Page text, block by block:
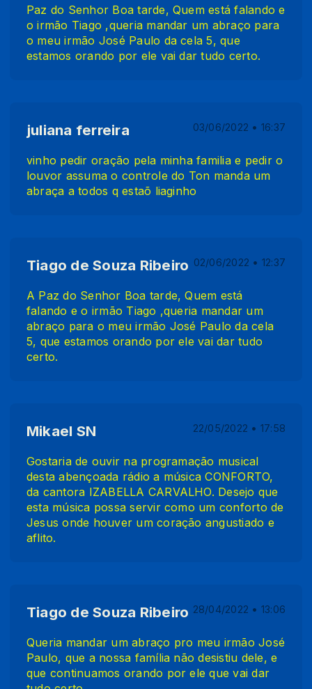
Paz do Senhor Boa tarde, Quem está falando e
o irmão Tiago ,queria mandar um abraço para
o meu irmão José Paulo da cela 5, que
estamos orando por ele vai dar tudo certo.
juliana ferreira 03/06/2022 • 16:37
vinho pedir oração pela minha familia e pedir o
louvor assuma o controle do Ton manda um
abraça a todos q estaõ liaginho
Tiago de Souza Ribeiro 02/06/2022 • 12:37
A Paz do Senhor Boa tarde, Quem está
falando e o irmão Tiago ,queria mandar um
abraço para o meu irmão José Paulo da cela
5, que estamos orando por ele vai dar tudo
certo.
Mikael SN 22/05/2022 • 17:58
Gostaria de ouvir na programação musical
desta abençoada rádio a música CONFORTO,
da cantora IZABELLA CARVALHO. Desejo que
esta música possa servir como um conforto de
Jesus onde houver um coração angustiado e
aflito.
Tiago de Souza Ribeiro 28/04/2022 • 13:06
Queria mandar um abraço pro meu irmão José
Paulo, que a nossa família não desistiu dele, e
que continuamos orando por ele que vai dar